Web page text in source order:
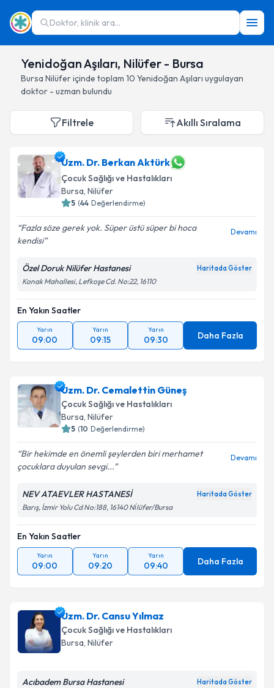
Doktor, klinik ara...
Yenidoğan Aşıları, Nilüfer - Bursa
Bursa Nilüferiçinde toplam 10 Yenidoğan Aşıları uygulayan
doktor - uzman bulundu
Filtrele Akıllı Sıralama
Uzm. Dr. Berkan Aktürk
Çocuk Sağlığı ve Hastalıkları
Bursa, Nilüfer
5 (44 Değerlendirme)
Fazla söze gerek yok. Süper üstü süper bi hoca
kendisi
Devamı
Özel Doruk Nilüfer Hastanesi Haritada Göster
Konak Mahallesi, Lefkoşe Cd. No:22, 16110
En Yakın Saatler
Yarın
09:00
Yarın
09:15
Yarın
09:30 Daha Fazla
Uzm. Dr. Cemalettin Güneş
Çocuk Sağlığı ve Hastalıkları
Bursa, Nilüfer
5 (10 Değerlendirme)
Bir hekimde en önemli şeylerden biri merhamet
çocuklara duyulan sevgi...
Devamı
NEV ATAEVLER HASTANESİ Haritada Göster
Barış, İzmir Yolu Cd No:188, 16140 Ni̇lüfer/Bursa
En Yakın Saatler
Yarın
09:00
Yarın
09:20
Yarın
09:40 Daha Fazla
Uzm. Dr. Cansu Yılmaz
Çocuk Sağlığı ve Hastalıkları
Bursa, Nilüfer
Acıbadem Bursa Hastanesi Haritada Göster